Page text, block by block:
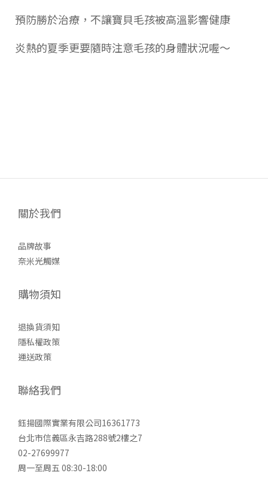
預防勝於治療，不讓寶貝毛孩被高溫影響健康
炎熱的夏季更要隨時注意毛孩的身體狀況喔～
關於我們
品牌故事
奈米光觸媒
購物須知
退換貨須知
隱私權政策
運送政策
聯絡我們
鈺揚國際實業有限公司16361773
台北市信義區永吉路288號2樓之7
02-27699977
周一至周五 08:30-18:00